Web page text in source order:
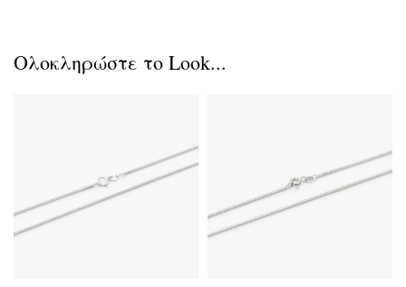
Ολοκληρώστε το Look...